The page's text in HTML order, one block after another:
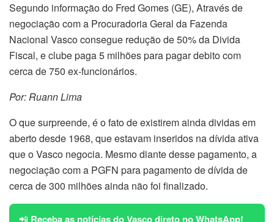
Segundo informação do Fred Gomes (GE), Através de
negociação com a Procuradoria Geral da Fazenda
Nacional Vasco consegue redução de 50% da Divida
Fiscal, e clube paga 5 milhões para pagar debito com
cerca de 750 ex-funcionários.
Por: Ruann Lima
O que surpreende, é o fato de existirem ainda dividas em
aberto desde 1968, que estavam inseridos na dívida ativa
que o Vasco negocia. Mesmo diante desse pagamento, a
negociação com a PGFN para pagamento de dívida de
cerca de 300 milhões ainda não foi finalizado.
📲 Receba as notícias do Vasco direto no WhatsApp!